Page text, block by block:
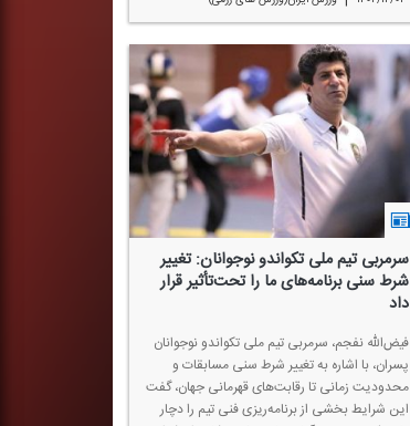
سرمربی تیم ملی تكواندو نوجوانان: تغییر
شرط سنی برنامه‌های ما را تحت‌تأثیر قرار
داد
فیض‌الله نفجم، سرمربی تیم ملی تكواندو نوجوانان
پسران، با اشاره به تغییر شرط سنی مسابقات و
محدودیت زمانی تا رقابت‌های قهرمانی جهان، گفت
این شرایط بخشی از برنامه‌ریزی فنی تیم را دچار